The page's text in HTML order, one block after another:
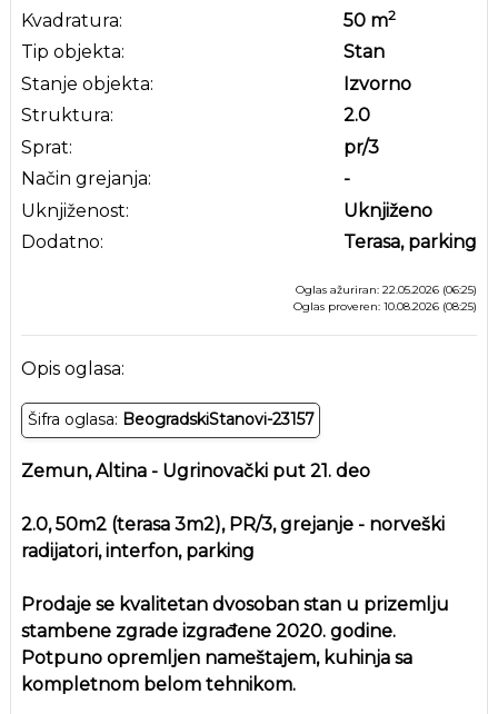
Kvadratura:
Tip objekta:
Stanje objekta:
Struktura:
Sprat:
Način grejanja:
Uknjiženost:
Dodatno:
50 m2
Stan
Izvorno
2.0
pr/3
-
Uknjiženo
Terasa, parking
Oglas ažuriran: 22.05.2026 (06:25)
Oglas proveren: 10.08.2026 (08:25)
Opis oglasa:
Šifra oglasa: BeogradskiStanovi-23157
Zemun, Altina - Ugrinovački put 21. deo
2.0, 50m2 (terasa 3m2), PR/3, grejanje - norveški
radijatori, interfon, parking
Prodaje se kvalitetan dvosoban stan u prizemlju
stambene zgrade izgrađene 2020. godine.
Potpuno opremljen nameštajem, kuhinja sa
kompletnom belom tehnikom.